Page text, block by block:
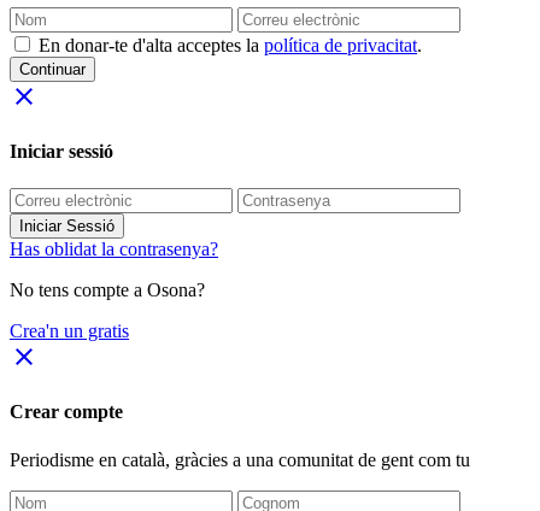
En donar-te d'alta acceptes la política de privacitat.
Continuar
close
Iniciar sessió
Iniciar Sessió
Has oblidat la contrasenya?
No tens compte a Osona?
Crea'n un gratis
close
Crear compte
Periodisme en català, gràcies a una comunitat de gent com tu